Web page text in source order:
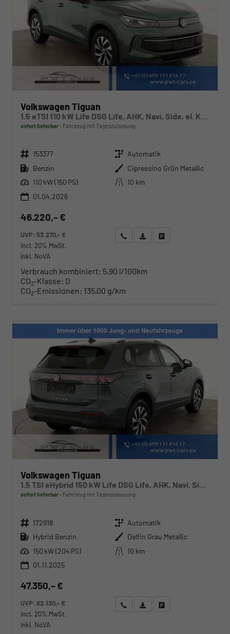
Volkswagen Tiguan
sofort lieferbar Fahrzeug mit Tageszulassung
Fahrzeugnr. 153377 Getriebe Automatik
Kraftstoff Benzin Außenfarbe Cipressino Grün Metallic
Leistung 110 kW (150 PS) Kilometerstand
10 km
01.04.2026
46.220,– €
UVP: 53.270,– €
incl. 20% MwSt.
inkl. NoVA
Wir rufen Sie anAngebot drucken (PDF)
Verbrauch kombiniert: 5,90 l/100km
CO2-Klasse: D
CO2-Emissionen: 135,00 g/km
Volkswagen Tiguan
1.5 TSI eHybrid 150 kW Life DSG Life, AHK, Navi, Side, easyOpen, Winter
sofort lieferbar Fahrzeug mit Tageszulassung
Fahrzeugnr. 172918 Getriebe Automatik
Kraftstoff Hybrid Benzin Außenfarbe Delfin Grau Metallic
Leistung 150 kW (204 PS) Kilometerstand
10 km
01.11.2025
47.350,– €
UVP:62.130,– €
incl. 20% MwSt.
inkl. NoVA
Wir rufen Sie anAngebot drucken (PDF)